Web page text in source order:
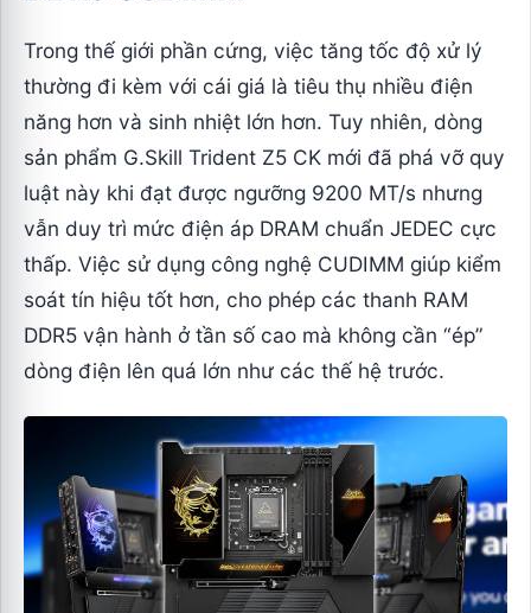
Trong thế giới phần cứng, việc tăng tốc độ xử lý
thường đi kèm với cái giá là tiêu thụ nhiều điện
năng hơn và sinh nhiệt lớn hơn. Tuy nhiên, dòng
sản phẩm G.Skill Trident Z5 CK mới đã phá vỡ quy
luật này khi đạt được ngưỡng 9200 MT/s nhưng
vẫn duy trì mức điện áp DRAM chuẩn JEDEC cực
thấp. Việc sử dụng công nghệ CUDIMM giúp kiểm
soát tín hiệu tốt hơn, cho phép các thanh RAM
DDR5 vận hành ở tần số cao mà không cần “ép”
dòng điện lên quá lớn như các thế hệ trước.